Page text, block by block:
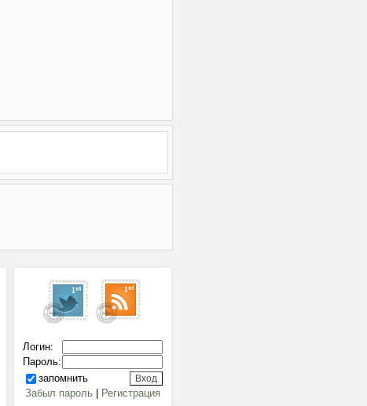
Логин:
Пароль:
запомнить
Забыл пароль
Регистрация